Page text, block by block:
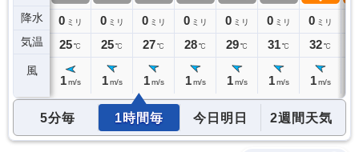
降水
気温
風
0ミリ
27℃
0 ミリ
25℃
1 m/s
0 ミリ
25℃
1 m/s
0 ミリ
27℃
1 m/s
0 ミリ
28℃
1 m/s
0 ミリ
29℃
1 m/s
0 ミリ
31℃
1 m/s
0 ミリ
32℃
1 m/s
5分毎 1時間毎 今日明日 2週間天気